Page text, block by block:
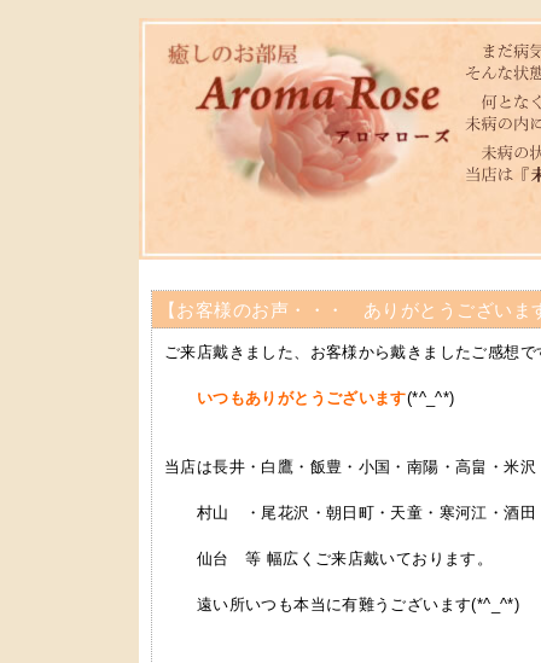
【お客様のお声・・・ ありがとうございま
ご来店戴きました、お客様から戴きましたご感想で
いつもありがとうございます(*^_^*)
当店は長井・白鷹・飯豊・小国・南陽・高畠・米
村山 ・尾花沢・朝日町・天童・寒河江・酒田
仙台 等 幅広くご来店戴いております。
遠い所いつも本当に有難うございます(*^_^*)